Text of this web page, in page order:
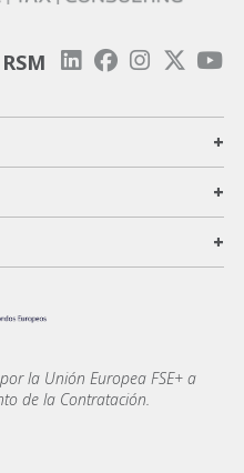
+
+
+
la Unión Europea FSE+ a
de la Contratación.